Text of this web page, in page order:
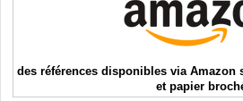
des références disponibles via Amazon
et papier